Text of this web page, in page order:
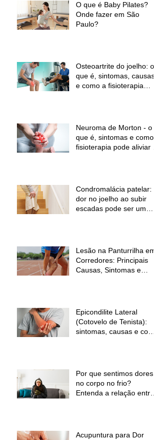
O que é Baby Pilates?
Onde fazer em São
Paulo?
Osteoartrite do joelho: o
que é, sintomas, causas
e como a fisioterapia
Neuroma de Morton - o
que é, sintomas e como a
fisioterapia pode aliviar a
Condromalácia patelar:
dor no joelho ao subir
escadas pode ser um
Lesão na Panturrilha em
Corredores: Principais
Causas, Sintomas e
Epicondilite Lateral
(Cotovelo de Tenista):
sintomas, causas e como
Por que sentimos dores
no corpo no frio?
Entenda a relação entre
Acupuntura para Dor